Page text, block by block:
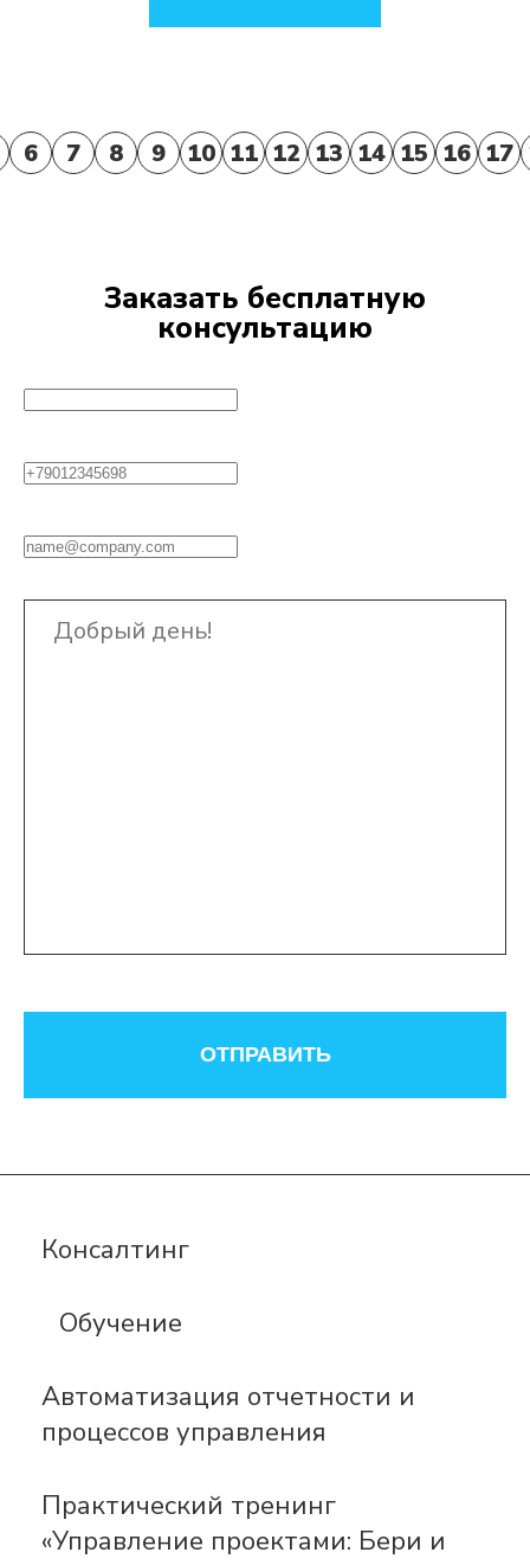
6 7 8 9 10 11 12 13 14 15 16 17
Заказать бесплатную
консультацию
ОТПРАВИТЬ
Консалтинг
Обучение
Автоматизация отчетности и
процессов управления
Практический тренинг
«Управление проектами: Бери и